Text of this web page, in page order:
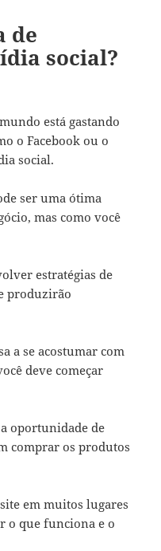
de
social?
está gastando
o Facebook ou o
social.
ser uma ótima
mas como você
estratégias de
produzirão
a se acostumar com
deve começar
oportunidade de
comprar os produtos
em muitos lugares
o que funciona e o